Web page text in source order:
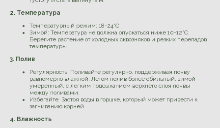
2. Температура
Температурный режим: 18-24°C.
Зимой: Температура не должна опускаться ниже 10-12°C.
Берегите растение от холодных сквозняков и резких перепадов
температуры.
3. Полив
Регулярность: Поливайте регулярно, поддерживая почву
равномерно влажной. Летом полив более обильный, зимой —
умеренный, с легким подсыханием верхнего слоя почвы
между поливами.
Избегайте: Застоя воды в горшке, который может привести к
загниванию корней.
4. Влажность